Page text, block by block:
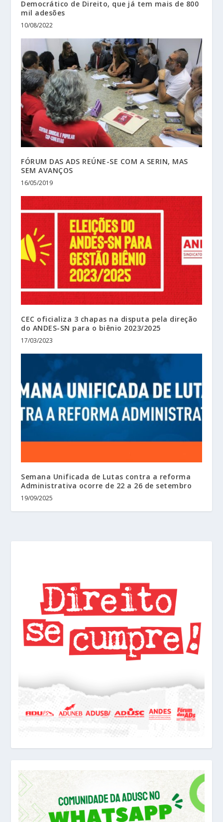
Democrático de Direito, que já tem mais de 800
mil adesões
10/08/2022
FÓRUM DAS ADS REÚNE-SE COM A SERIN, MAS
SEM AVANÇOS
16/05/2019
CEC oficializa 3 chapas na disputa pela direção
do ANDES-SN para o biênio 2023/2025
17/03/2023
Semana Unificada de Lutas contra a reforma
Administrativa ocorre de 22 a 26 de setembro
19/09/2025